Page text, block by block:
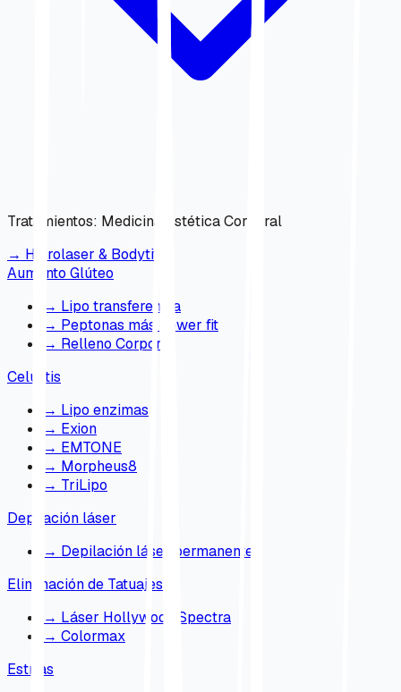
Tratamientos: Medicina Estética Corporal
→ Hidrolaser & Bodytite
Aumento Glúteo
→ Lipo transferencia
→ Peptonas más power fit
→ Relleno Corporal
Celulitis
→ Lipo enzimas
→ Exion
→ EMTONE
→ Morpheus8
→ TriLipo
Depilación láser
→ Depilación láser permanente
Eliminación de Tatuajes
→ Láser Hollywood Spectra
→ Colormax
Estrías